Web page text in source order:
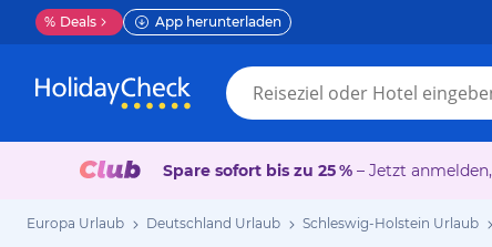
% Deals App herunterladen
Spare sofort bis zu 25 % – Jetzt
Europa Urlaub Deutschland Urlaub Schleswig-Holstein Urlaub